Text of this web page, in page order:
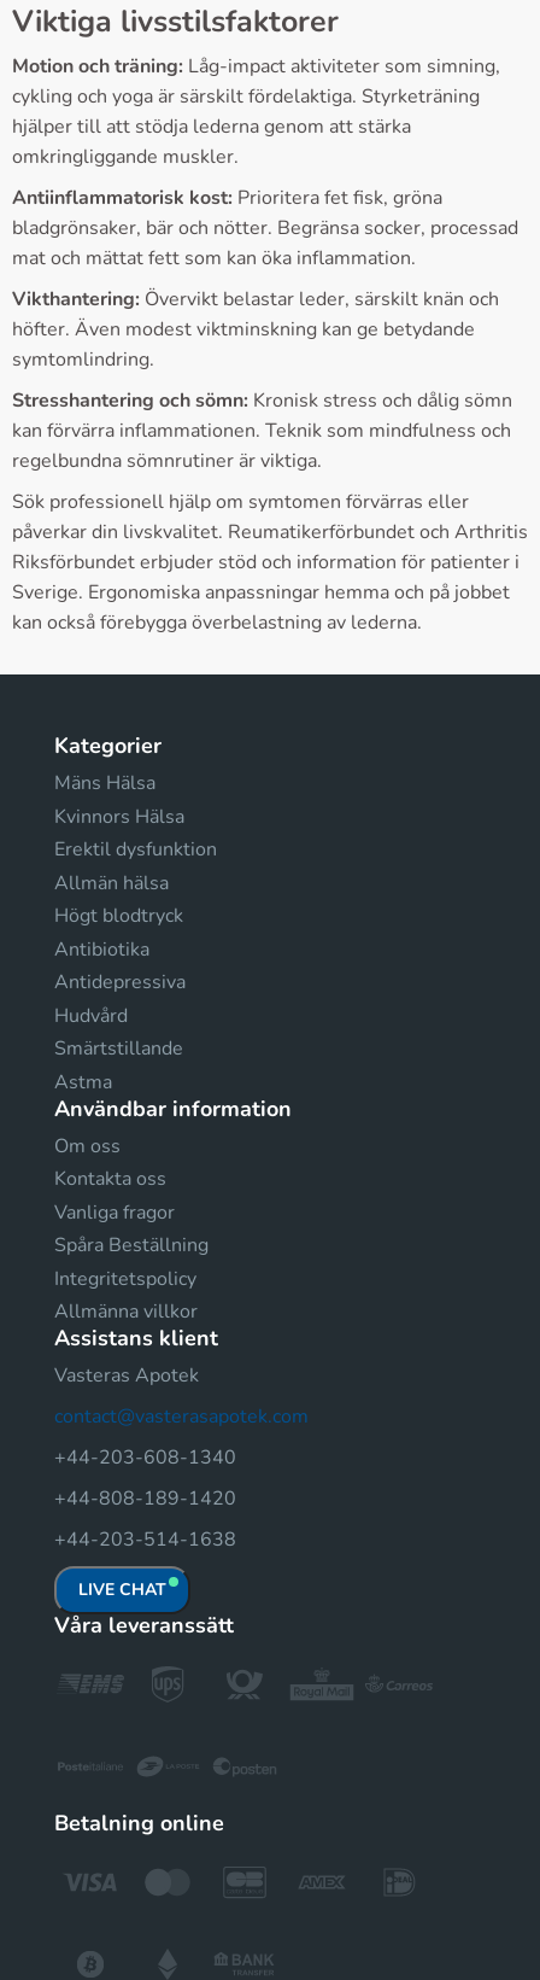
Viktiga livsstilsfaktorer
Motion och träning: Låg-impact aktiviteter som simning,
cykling och yoga är särskilt fördelaktiga. Styrketräning
hjälper till att stödja lederna genom att stärka
omkringliggande muskler.
Antiinflammatorisk kost: Prioritera fet fisk, gröna
bladgrönsaker, bär och nötter. Begränsa socker, processad
mat och mättat fett som kan öka inflammation.
Vikthantering: Övervikt belastar leder, särskilt knän och
höfter. Även modest viktminskning kan ge betydande
symtomlindring.
Stresshantering och sömn: Kronisk stress och dålig sömn
kan förvärra inflammationen. Teknik som mindfulness och
regelbundna sömnrutiner är viktiga.
Sök professionell hjälp om symtomen förvärras eller
påverkar din livskvalitet. Reumatikerförbundet och Arthritis
Riksförbundet erbjuder stöd och information för patienter i
Sverige. Ergonomiska anpassningar hemma och på jobbet
kan också förebygga överbelastning av lederna.
Kategorier
Mäns Hälsa
Kvinnors Hälsa
Erektil dysfunktion
Allmän hälsa
Högt blodtryck
Antibiotika
Antidepressiva
Hudvård
Smärtstillande
Astma
Användbar information
Om oss
Kontakta oss
Vanliga fragor
Spåra Beställning
Integritetspolicy
Allmänna villkor
Assistans klient
Vasteras Apotek
contact@vasterasapotek.com
+44-203-608-1340
+44-808-189-1420
+44-203-514-1638
LIVE CHAT
Våra leveranssätt
Betalning online